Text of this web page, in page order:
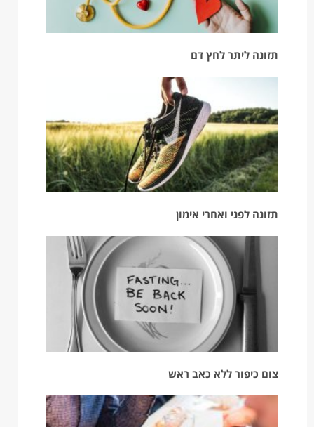
תזונה ליתר לחץ דם
תזונה לפני ואחרי אימון
צום כיפור ללא כאב ראש